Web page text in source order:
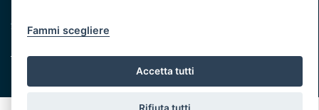
Servizi Intranet
© Regione Puglia
Fammi scegliere
Accetta tutti